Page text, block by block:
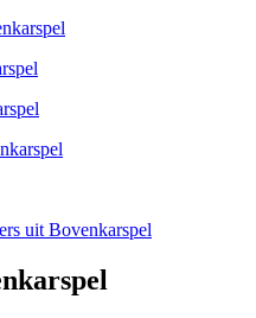
uit Bovenkarspel